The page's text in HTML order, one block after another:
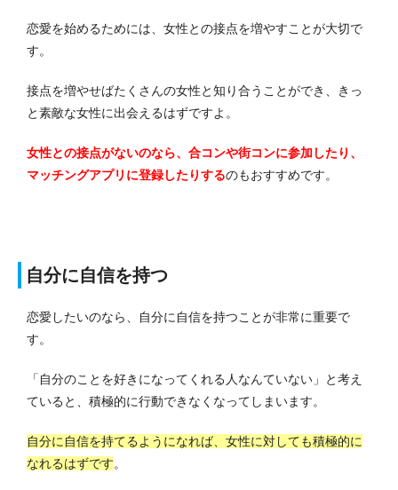
恋愛を始めるためには、女性との接点を増やすことが大切で
す。
接点を増やせばたくさんの女性と知り合うことができ、きっ
と素敵な女性に出会えるはずですよ。
女性との接点がないのなら、合コンや街コンに参加したり、
マッチングアプリに登録したりするのもおすすめです。
自分に自信を持つ
恋愛したいのなら、自分に自信を持つことが非常に重要で
す。
「自分のことを好きになってくれる人なんていない」と考え
ていると、積極的に行動できなくなってしまいます。
自分に自信を持てるようになれば、女性に対しても積極的に
なれるはずです。